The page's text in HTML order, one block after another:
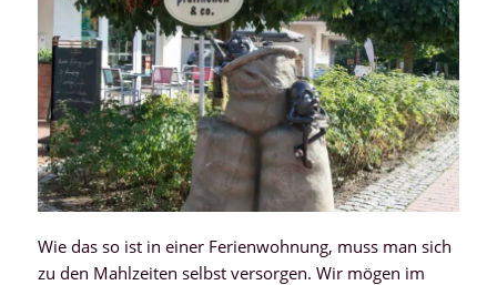
Wie das so ist in einer Ferienwohnung, muss man sich
zu den Mahlzeiten selbst versorgen. Wir mögen im